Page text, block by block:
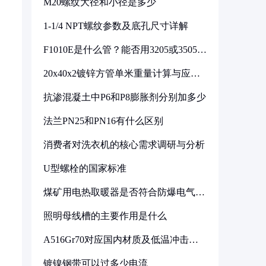
M20螺纹大径和小径是多少
1-1/4 NPT螺纹参数及底孔尺寸详解
F1010E是什么管？能否用3205或3505代
20x40x2镀锌方管单米重量计算与应用
抗渗混凝土中P6和P8膨胀剂分别加多少
法兰PN25和PN16有什么区别
消费者对洗衣机的核心需求调研与分析
U型螺栓的国家标准
煤矿用电热取暖器是否符合防爆电气设
照明母线槽的主要作用是什么
A516Gr70对应国内材质及低温冲击要
镀镍钢带可以过多少电流